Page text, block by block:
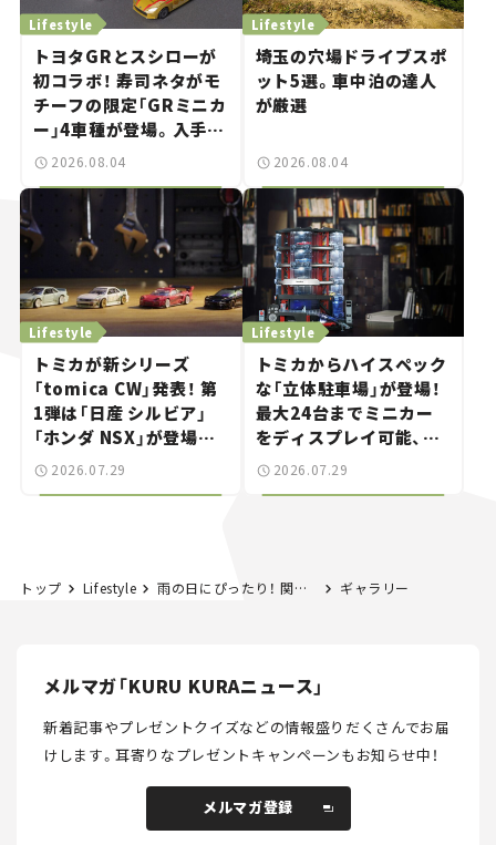
トヨタGRとスシローが
初コラボ！ 寿司ネタがモ
チーフの限定「GRミニカ
ー」4車種が登場。入手方
法は？【クルマとホビー】
Lifestyle
2026.08.04
埼玉の穴場ドライブスポ
ット5選。車中泊の達人
が厳選
Lifestyle
2026.08.04
トミカが新シリーズ
「tomica CW」発表！ 第
1弾は「日産 シルビア」
「ホンダ NSX」が登場。
世界が注目す
Lifestyle
2026.07.29
トミカからハイスペック
な「立体駐車場」が登場！
最大24台までミニカー
をディスプレイ可能、特
別な「日産 GT-R
Lifestyle
2026.07.29
トップ Lifestyle 雨の日にぴったり！ 関東にあるクルマで行けるおでかけ＆ドライブスポット厳選20選 ギャラリー
メルマガ「KURU KURAニュース」
新着記事やプレゼントクイズなどの情報盛りだくさんでお届
けします。耳寄りなプレゼントキャンペーンもお知らせ中！
メルマガ登録